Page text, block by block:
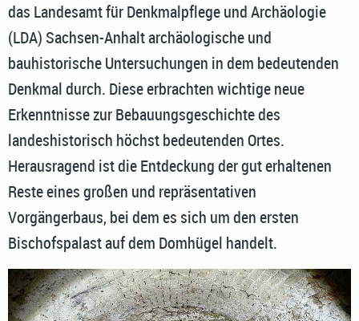
das Landesamt für Denkmalpflege und Archäologie
(LDA) Sachsen-Anhalt archäologische und
bauhistorische Untersuchungen in dem bedeutenden
Denkmal durch. Diese erbrachten wichtige neue
Erkenntnisse zur Bebauungsgeschichte des
landeshistorisch höchst bedeutenden Ortes.
Herausragend ist die Entdeckung der gut erhaltenen
Reste eines großen und repräsentativen
Vorgängerbaus, bei dem es sich um den ersten
Bischofspalast auf dem Domhügel handelt.